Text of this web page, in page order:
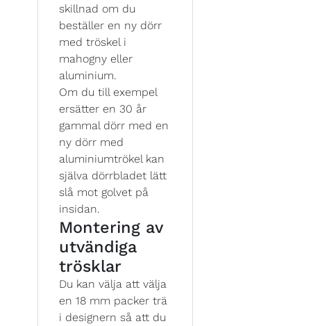
skillnad om du
beställer en ny dörr
med tröskel i
mahogny eller
aluminium.
Om du till exempel
ersätter en 30 år
gammal dörr med en
ny dörr med
aluminiumtrökel kan
själva dörrbladet lätt
slå mot golvet på
insidan.
Montering av
utvändiga
trösklar
Du kan välja att välja
en 18 mm packer trä
i designern så att du